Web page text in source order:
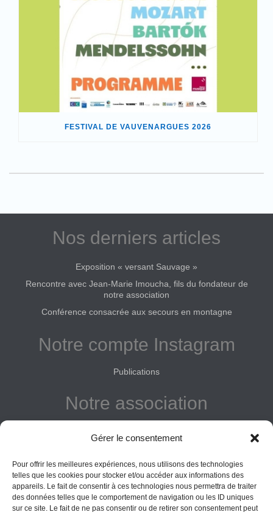
Gérer le consentement
Pour offrir les meilleures expériences, nous utilisons des technologies
telles que les cookies pour stocker et/ou accéder aux informations des
appareils. Le fait de consentir à ces technologies nous permettra de traiter
des données telles que le comportement de navigation ou les ID uniques
sur ce site. Le fait de ne pas consentir ou de retirer son consentement peut
FESTIVAL DE VAUVENARGUES 2026
Nos derniers articles
Exposition « versant Sauvage »
Rencontre avec Jean-Marie Imoucha, fils du fondateur de
notre association
Conférence consacrée aux secours en montagne
Notre compte Instagram
Publications
Notre association
Donner
Vos obligations